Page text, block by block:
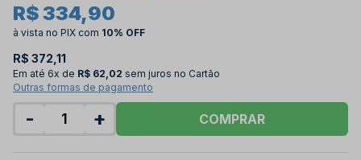
R$ 334,90
à vista no PIX com 10% OFF
R$ 372,11
Em até 6x de R$ 62,02 sem juros no Cartão
Outras formas de pagamento
- + COMPRAR